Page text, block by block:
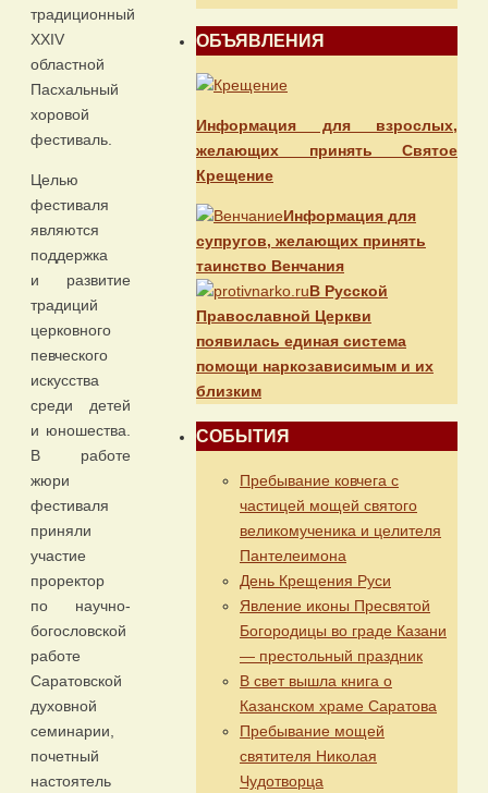
традиционный
XXIV
областной
Пасхальный
хоровой
фестиваль.
Целью
фестиваля
являются
поддержка
и развитие
традиций
церковного
певческого
искусства
среди детей
и юношества.
В работе
жюри
фестиваля
приняли
участие
проректор
по научно-
богословской
работе
Саратовской
духовной
семинарии,
почетный
настоятель
ОБЪЯВЛЕНИЯ
Информация для взрослых,
желающих принять Святое
Крещение
Информация для
супругов, желающих принять
таинство Венчания
В Русской
Православной Церкви
появилась единая система
помощи наркозависимым и их
близким
СОБЫТИЯ
Пребывание ковчега с
частицей мощей святого
великомученика и целителя
Пантелеимона
День Крещения Руси
Явление иконы Пресвятой
Богородицы во граде Казани
— престольный праздник
В свет вышла книга о
Казанском храме Саратова
Пребывание мощей
святителя Николая
Чудотворца